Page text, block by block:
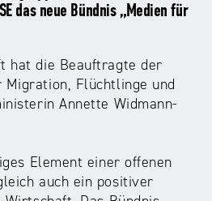
das neue Bündnis „Medien für
hat die Beauftragte der
Migration, Flüchtlinge und
Annette Widmann-
Element einer offenen
auch ein positiver